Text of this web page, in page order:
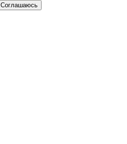
Соглашаюсь